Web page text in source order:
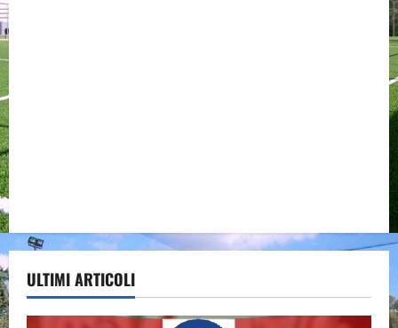
ULTIMI ARTICOLI